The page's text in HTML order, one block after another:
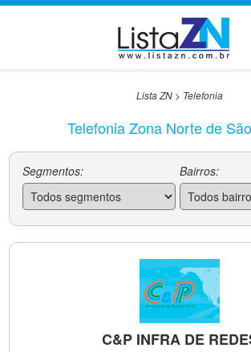
Lista ZN > Telefonia
Telefonia Zona Norte de
Segmentos: Bairros:
C&P INFRA DE